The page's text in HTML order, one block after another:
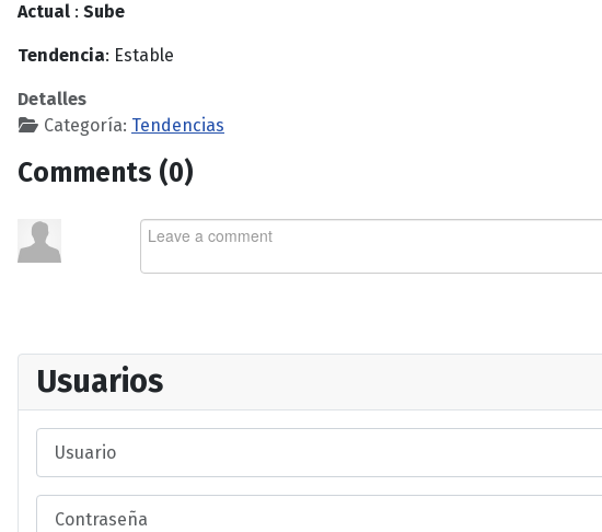
Actual : Sube
Tendencia: Estable
Detalles
Categoría: Tendencias
Comments (0)
Usuarios